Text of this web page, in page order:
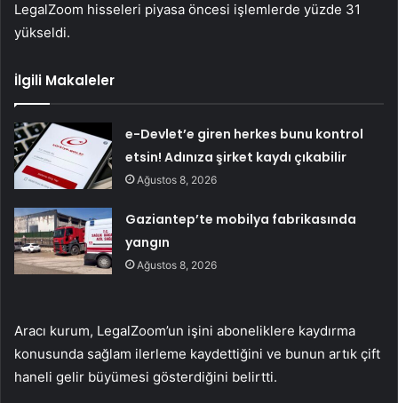
LegalZoom hisseleri piyasa öncesi işlemlerde yüzde 31
yükseldi.
İlgili Makaleler
e-Devlet’e giren herkes bunu kontrol
etsin! Adınıza şirket kaydı çıkabilir
Ağustos 8, 2026
Gaziantep’te mobilya fabrikasında
yangın
Ağustos 8, 2026
Aracı kurum, LegalZoom’un işini aboneliklere kaydırma
konusunda sağlam ilerleme kaydettiğini ve bunun artık çift
haneli gelir büyümesi gösterdiğini belirtti.